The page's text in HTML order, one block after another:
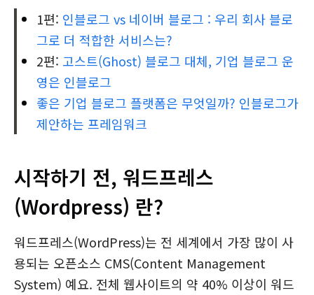
1편: 인블로그 vs 네이버 블로그 : 우리 회사 블로
그로 더 적합한 서비스는?
2편: 고스트(Ghost) 블로그 대체, 기업 블로그 운
영은 인블로그
좋은 기업 블로그 플랫폼은 무엇일까? 인블로그가
제안하는 프레임워크
시작하기 전, 워드프레스
(Wordpress) 란?
워드프레스(WordPress)는 전 세계에서 가장 많이 사
용되는 오픈소스 CMS(Content Management
System) 예요. 전체 웹사이트의 약 40% 이상이 워드